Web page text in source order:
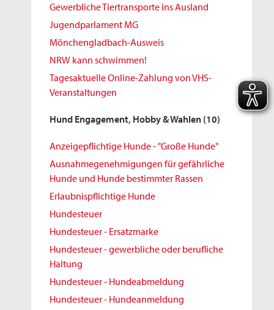
Gewerbliche Tiertransporte ins Ausland
Jugendparlament MG
Mönchengladbach-Ausweis
NRW kann schwimmen!
Tagesaktuelle Online-Zahlung von VHS-
Veranstaltungen
Hund Engagement, Hobby & Wahlen (10)
Anzeigepflichtige Hunde - "Große Hunde"
Ausnahmegenehmigungen für gefährliche
Hunde und Hunde bestimmter Rassen
Erlaubnispflichtige Hunde
Hundesteuer
Hundesteuer - Ersatzmarke
Hundesteuer - gewerbliche oder berufliche
Haltung
Hundesteuer - Hundeabmeldung
Hundesteuer - Hundeanmeldung